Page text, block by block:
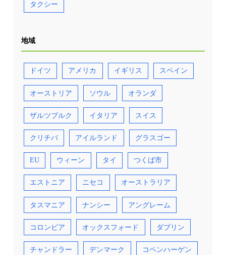
タクシー
地域
ドイツ アメリカ イギリス スペイン
オーストリア ソウル オランダ
ザルツブルク イタリア スイス
クリチバ アイルランド グラスゴー
EU ウィーン タイ つくば市
エストニア ニセコ オーストラリア
タスマニア ナンシー アングレーム
コロンビア オックスフォード ダブリン
チャンドラー デンマーク コペンハーゲン